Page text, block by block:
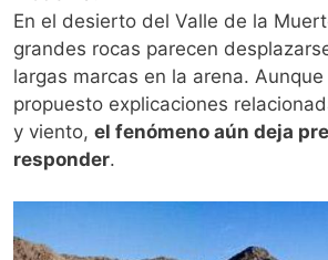
En el desierto del Valle de la
grandes rocas parecen
largas marcas en la arena. Aunque
propuesto explicaciones
y viento, el fenómeno aún deja
responder.